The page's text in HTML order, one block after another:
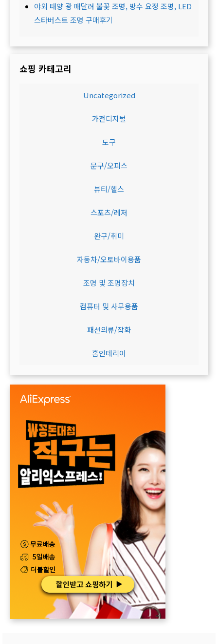
야외 태양 광 매달려 불꽃 조명, 방수 요정 조명, LED
스타버스트 조명 구매후기
쇼핑 카테고리
Uncategorized
가전디지털
도구
문구/오피스
뷰티/헬스
스포츠/레저
완구/취미
자동차/오토바이용품
조명 및 조명장치
컴퓨터 및 사무용품
패션의류/잡화
홈인테리어